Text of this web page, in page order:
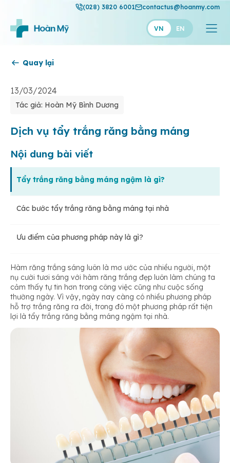
(028) 3820 6001 contactus@hoanmy.com
VN EN
Hạnh Phúc
Thuận Mỹ
Quay lại
13/03/2024
Tác giả: Hoàn Mỹ Bình Dương
Dịch vụ tẩy trắng răng bằng máng
Nội dung bài viết
Tẩy trắng răng bằng máng ngậm là gì?
Các bước tẩy trắng răng bằng máng tại nhà
Ưu điểm của phương pháp này là gì?
Hàm răng trắng sáng luôn là mơ ước của nhiều người, một
nụ cười tươi sáng với hàm răng trắng đẹp luôn làm chúng ta
cảm thấy tự tin hơn trong công việc cũng như cuộc sống
thường ngày. Vì vậy, ngày nay càng có nhiều phương pháp
hỗ trợ trắng răng ra đời, trong đó một phương pháp rất tiện
lợi là tẩy trắng răng bằng máng ngậm tại nhà.